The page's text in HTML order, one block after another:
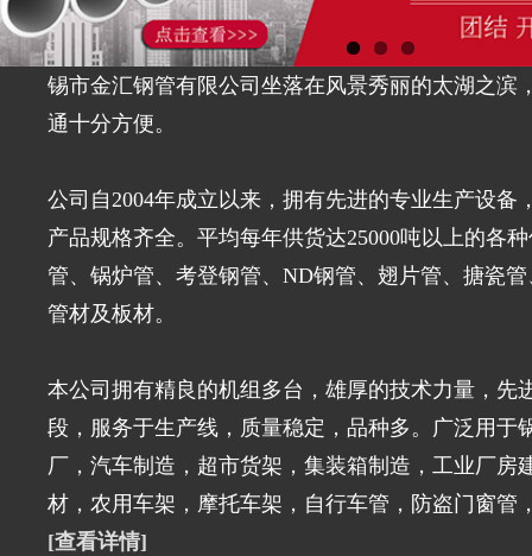
锡市金汇钢管有限公司坐落在风景秀丽的太湖之滨
通十分方便。
公司自2004年成立以来，拥有先进的专业生产设备
产品规格齐全。平均每年供货达25000吨以上的各
管、锅炉管、考登钢管、ND钢管、翅片管、搪瓷
管材及板材。
本公司拥有精良的机组多台，雄厚的技术力量，先
段，服务于生产线，质量稳定，品种多。广泛用于
厂，汽车制造，超市货架，集装箱制造，工业厂房
材，农用车架，摩托车架，自行车管，防盗门窗管
[查看详情]